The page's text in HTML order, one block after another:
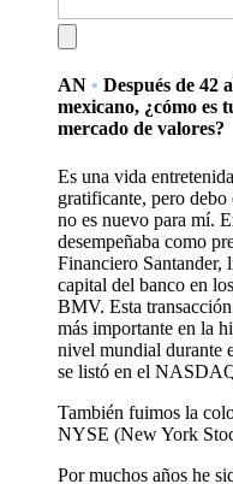
AN • Después de 42
mexicano, ¿cómo es
mercado de valores?
Es una vida
gratificante, pero
no es nuevo para mí.
desempeñaba como
Financiero Santander,
capital del banco en
BMV. Esta
más importante en la
nivel mundial durante
se listó en el
También fuimos la
NYSE (New York
Por muchos años he